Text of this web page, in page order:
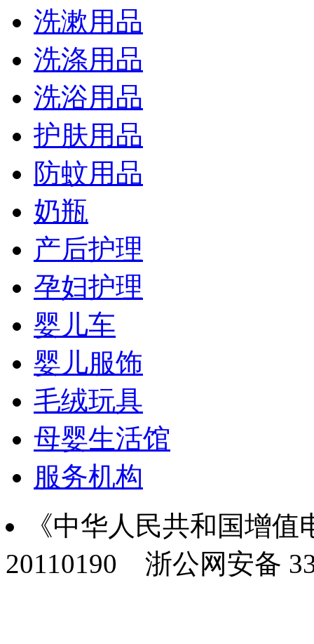
洗漱用品
洗涤用品
洗浴用品
护肤用品
防蚊用品
奶瓶
产后护理
孕妇护理
婴儿车
婴儿服饰
毛绒玩具
母婴生活馆
服务机构
《中华人民共和国增
20110190 浙公网安备